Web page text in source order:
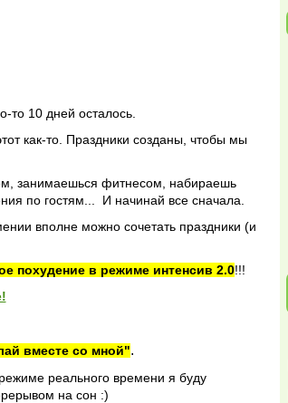
то 10 дней осталось.
как-то. Праздники созданы, чтобы мы
занимаешься фитнесом, набираешь
по гостям... И начинай все сначала.
вполне можно сочетать праздники (и
похудение в режиме интенсив 2.0!!!
вместе со мной".
реального времени я буду
на сон :)